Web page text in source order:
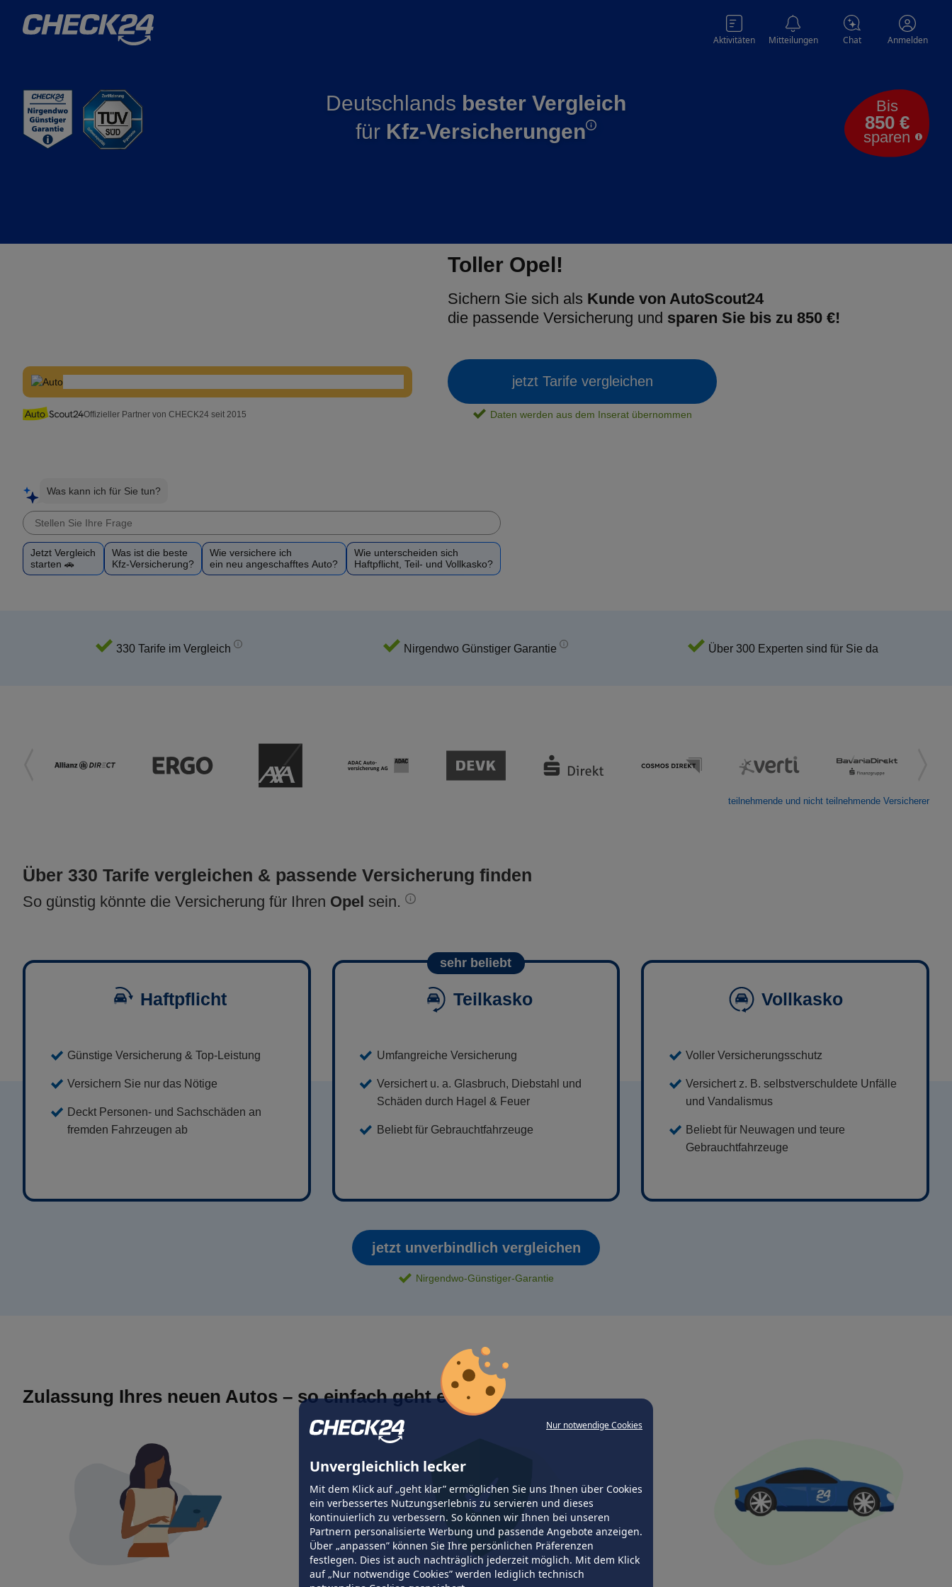
Nur notwendige Cookies
Unvergleichlich lecker
Mit dem Klick auf „geht klar” ermöglichen Sie uns Ihnen über Cookies
ein verbessertes Nutzungserlebnis zu servieren und dieses
kontinuierlich zu verbessern. So können wir Ihnen bei unseren
Partnern personalisierte Werbung und passende Angebote anzeigen.
Über „anpassen” können Sie Ihre persönlichen Präferenzen
festlegen. Dies ist auch nachträglich jederzeit möglich. Mit dem Klick
auf „Nur notwendige Cookies” werden lediglich technisch
Aktivitäten Mitteilungen Chat Anmelden
Deutschlands bester Vergleich
für Kfz-Versicherungen
Bis
850 €
sparen
Offizieller Partner von CHECK24 seit 2015
Toller Opel!
Sichern Sie sich als Kunde von AutoScout24
die passende Versicherung und sparen Sie bis zu 850 €!
jetzt Tarife vergleichen
Daten werden aus dem Inserat übernommen
Was kann ich für Sie tun?
Jetzt Vergleich
starten 🚗
Was ist die beste
Kfz-Versicherung?
Wie versichere ich
ein neu angeschafftes Auto?
Wie unterscheiden sich
Haftpflicht, Teil- und Vollkasko?
330 Tarife im Vergleich Nirgendwo Günstiger Garantie Über 300 Experten sind für Sie da
teilnehmende und nicht teilnehmende Versicherer
Über 330 Tarife vergleichen & passende Versicherung finden
So günstig könnte die Versicherung für Ihren Opel sein.
Haftpflicht
Günstige Versicherung & Top-Leistung
Versichern Sie nur das Nötige
Deckt Personen- und Sachschäden an
fremden Fahrzeugen ab
sehr beliebt
Teilkasko
Umfangreiche Versicherung
Versichert u. a. Glasbruch, Diebstahl und
Schäden durch Hagel & Feuer
Beliebt für Gebrauchtfahrzeuge
Vollkasko
Voller Versicherungsschutz
Versichert z. B. selbstverschuldete Unfälle
und Vandalismus
Beliebt für Neuwagen und teure
Gebrauchtfahrzeuge
jetzt unverbindlich vergleichen
Nirgendwo-Günstiger-Garantie
Zulassung Ihres neuen Autos – so einfach geht es